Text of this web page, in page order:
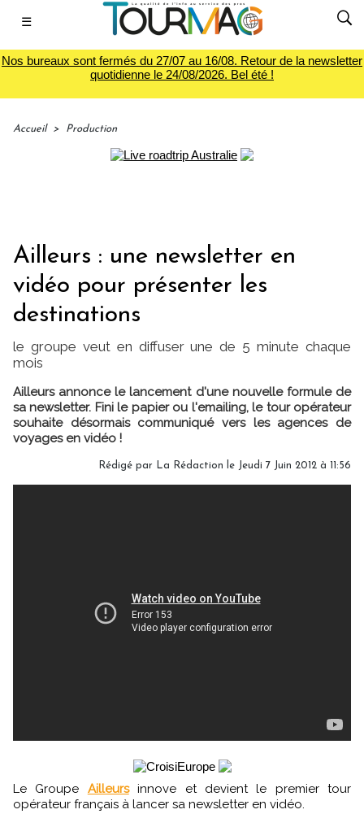
☰
Nos bureaux sont fermés du 27/07 au 16/08. Retour de la newsletter
quotidienne le 24/08/2026. Bel été !
Accueil > Production
Ailleurs : une newsletter en
vidéo pour présenter les
destinations
le groupe veut en diffuser une de 5 minute chaque
mois
Ailleurs annonce le lancement d'une nouvelle formule de
sa newsletter. Fini le papier ou l'emailing, le tour opérateur
souhaite désormais communiqué vers les agences de
voyages en vidéo !
Rédigé par La Rédaction le Jeudi 7 Juin 2012 à 11:56
Le Groupe Ailleursinnove et devient le premier tour
opérateur français à lancer sa newsletter en vidéo.